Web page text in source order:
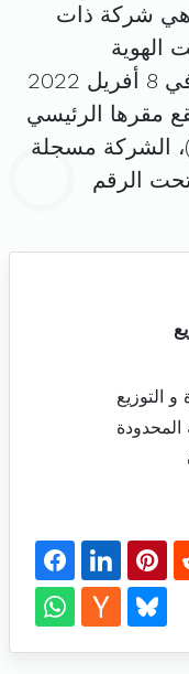
هي شركة ذات
الهوية
. تم تأسيسها في 8 أفريل 2022
مقرها الرئيسي
الشركة مسجلة
الرقم
التوزيع